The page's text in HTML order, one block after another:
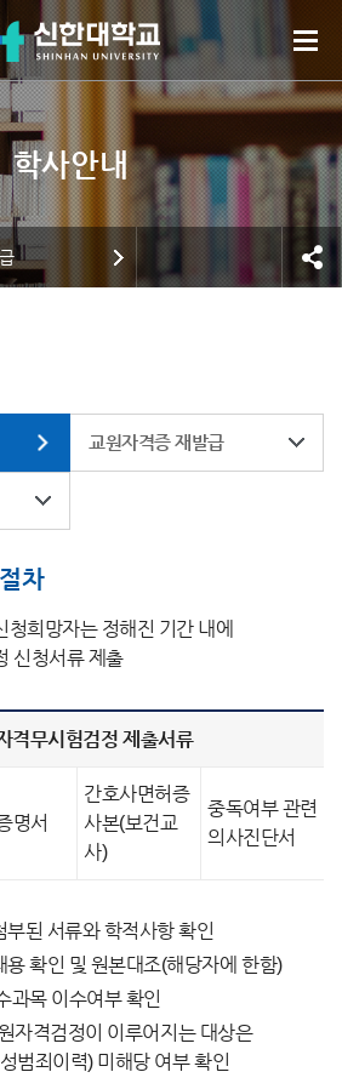
교원자격증 재발급
차
청희망자는 정해진 기간 내에
신청서류 제출
격무시험검정 제출서류
명서
간호사면허증
사본(보건교
사)
중독여부 관련
의사진단서
된 서류와 학적사항 확인
확인 및 원본대조(해당자에 한함)
과목 이수여부 확인
자격검정이 이루어지는 대상은
범죄이력) 미해당 여부 확인